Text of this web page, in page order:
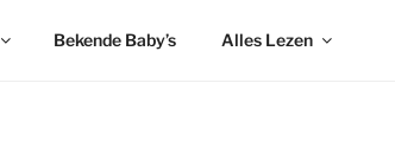
Bekende Baby’s Alles Lezen